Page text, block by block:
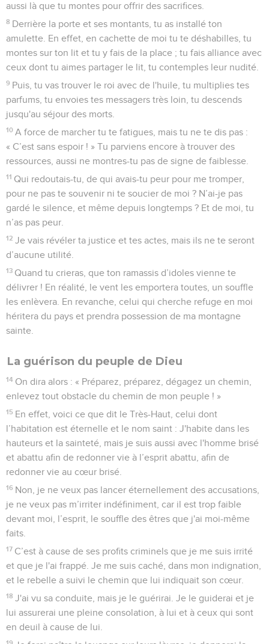
aussi là que tu montes pour offrir des sacrifices.
8 Derrière la porte et ses montants, tu as installé ton
amulette. En effet, en cachette de moi tu te déshabilles, tu
montes sur ton lit et tu y fais de la place ; tu fais alliance avec
ceux dont tu aimes partager le lit, tu contemples leur nudité.
9 Puis, tu vas trouver le roi avec de l'huile, tu multiplies tes
parfums, tu envoies tes messagers très loin, tu descends
jusqu'au séjour des morts.
10 A force de marcher tu te fatigues, mais tu ne te dis pas :
« C’est sans espoir ! » Tu parviens encore à trouver des
ressources, aussi ne montres-tu pas de signe de faiblesse.
11 Qui redoutais-tu, de qui avais-tu peur pour me tromper,
pour ne pas te souvenir ni te soucier de moi ? N’ai-je pas
gardé le silence, et même depuis longtemps ? Et de moi, tu
n’as pas peur.
12 Je vais révéler ta justice et tes actes, mais ils ne te seront
d’aucune utilité.
13 Quand tu crieras, que ton ramassis d’idoles vienne te
délivrer ! En réalité, le vent les emportera toutes, un souffle
les enlèvera. En revanche, celui qui cherche refuge en moi
héritera du pays et prendra possession de ma montagne
sainte.
La guérison du peuple de Dieu
14 On dira alors : « Préparez, préparez, dégagez un chemin,
enlevez tout obstacle du chemin de mon peuple ! »
15 En effet, voici ce que dit le Très-Haut, celui dont
l’habitation est éternelle et le nom saint : J'habite dans les
hauteurs et la sainteté, mais je suis aussi avec l'homme brisé
et abattu afin de redonner vie à l’esprit abattu, afin de
redonner vie au cœur brisé.
16 Non, je ne veux pas lancer éternellement des accusations,
je ne veux pas m’irriter indéfiniment, car il est trop faible
devant moi, l’esprit, le souffle des êtres que j'ai moi-même
faits.
17 C’est à cause de ses profits criminels que je me suis irrité
et que je l'ai frappé. Je me suis caché, dans mon indignation,
et le rebelle a suivi le chemin que lui indiquait son cœur.
18 J'ai vu sa conduite, mais je le guérirai. Je le guiderai et je
lui assurerai une pleine consolation, à lui et à ceux qui sont
en deuil à cause de lui.
19